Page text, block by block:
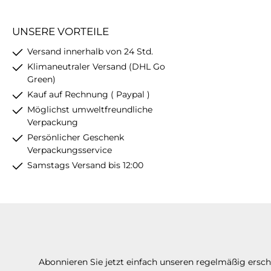
UNSERE VORTEILE
Versand innerhalb von 24 Std.
Klimaneutraler Versand (DHL Go
Green)
Kauf auf Rechnung ( Paypal )
Möglichst umweltfreundliche
Verpackung
Persönlicher Geschenk
Verpackungsservice
Samstags Versand bis 12:00
Abonnieren Sie jetzt einfach unseren regelmäßig